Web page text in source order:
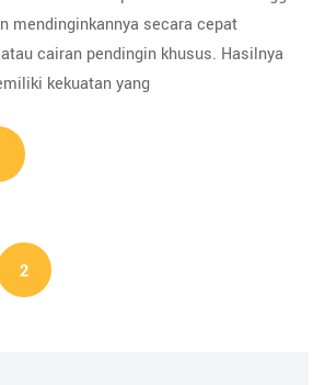
mendinginkannya secara cepat
cairan pendingin khusus. Hasilnya
kekuatan yang
2